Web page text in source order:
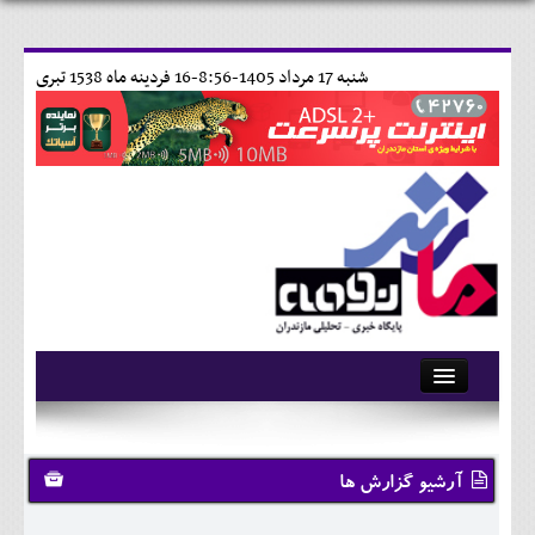
16 فردينه ماه 1538 تبری شنبه 17 مرداد 1405-8:56-
آرشیو
تماس با ما
وبلاگ
آرشیو گزارش ها